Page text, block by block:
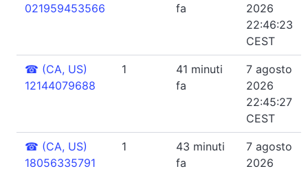
021959453566
fa
2026
22:46:23
CEST
☎ (CA, US)
12144079688
1
41 minuti
fa
7 agosto
2026
22:45:27
CEST
☎ (CA, US)
18056335791
1
43 minuti
fa
7 agosto
2026